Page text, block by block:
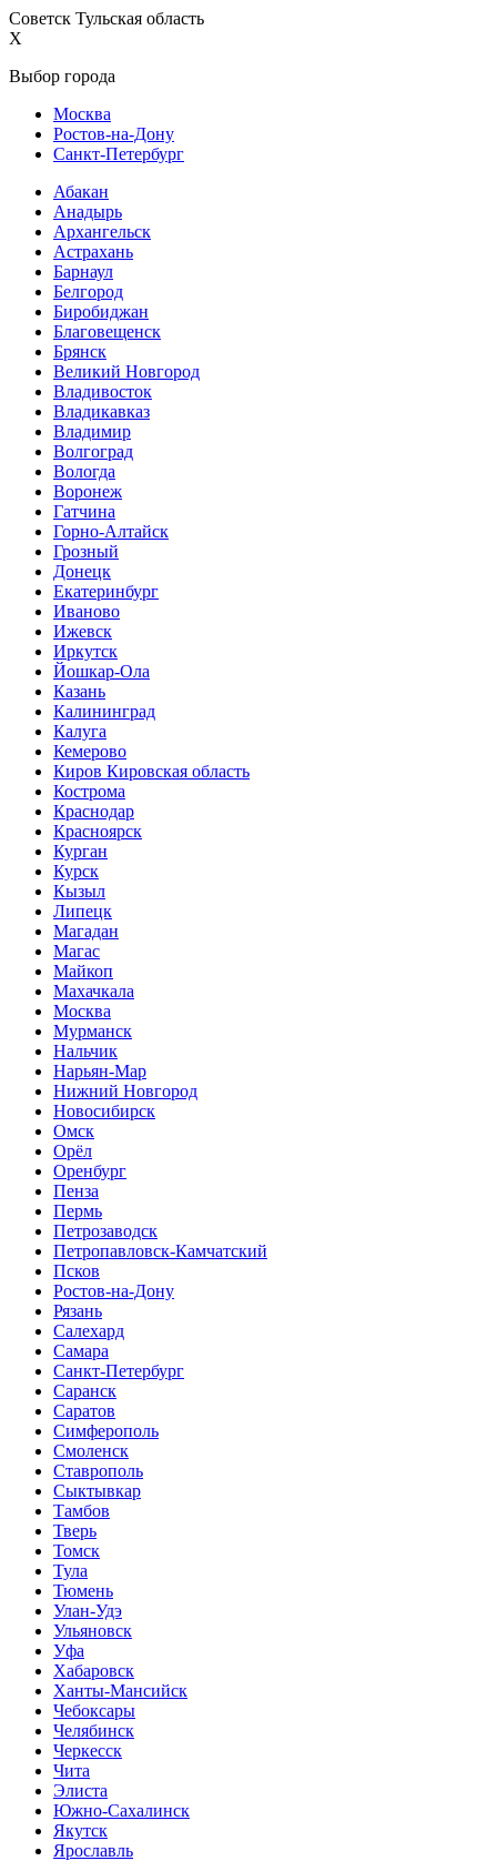
Советск Тульская область
X
Выбор города
Москва
Ростов-на-Дону
Санкт-Петербург
Абакан
Анадырь
Архангельск
Астрахань
Барнаул
Белгород
Биробиджан
Благовещенск
Брянск
Великий Новгород
Владивосток
Владикавказ
Владимир
Волгоград
Вологда
Воронеж
Гатчина
Горно-Алтайск
Грозный
Донецк
Екатеринбург
Иваново
Ижевск
Иркутск
Йошкар-Ола
Казань
Калининград
Калуга
Кемерово
Киров Кировская область
Кострома
Краснодар
Красноярск
Курган
Курск
Кызыл
Липецк
Магадан
Магас
Майкоп
Махачкала
Москва
Мурманск
Нальчик
Нарьян-Мар
Нижний Новгород
Новосибирск
Омск
Орёл
Оренбург
Пенза
Пермь
Петрозаводск
Петропавловск-Камчатский
Псков
Ростов-на-Дону
Рязань
Салехард
Самара
Санкт-Петербург
Саранск
Саратов
Симферополь
Смоленск
Ставрополь
Сыктывкар
Тамбов
Тверь
Томск
Тула
Тюмень
Улан-Удэ
Ульяновск
Уфа
Хабаровск
Ханты-Мансийск
Чебоксары
Челябинск
Черкесск
Чита
Элиста
Южно-Сахалинск
Якутск
Ярославль